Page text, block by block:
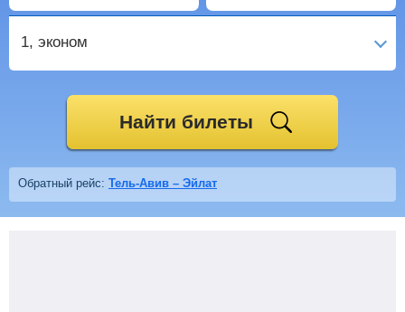
1, эконом
Найти билеты
Обратный рейс: Тель-Авив – Эйлат